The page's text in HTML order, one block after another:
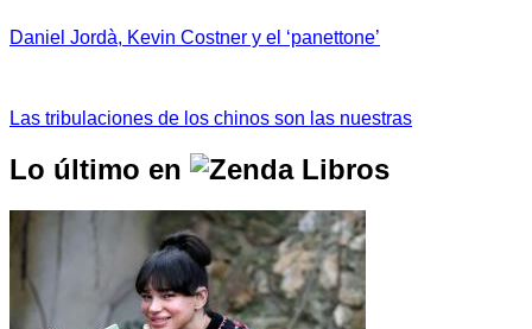
Daniel Jordà, Kevin Costner y el ‘panettone’
Las tribulaciones de los chinos son las nuestras
Lo último en